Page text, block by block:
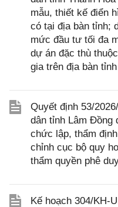
mẫu, thiết kế điển
có tại địa bàn tỉnh;
mức đầu tư tối đa
dự án đặc thù
gia trên địa bàn
Quyết định 53/
dân tỉnh Lâm Đồng
chức lập, thẩm
chỉnh cục bộ quy
thẩm quyền phê
Kế hoạch 304/KH-